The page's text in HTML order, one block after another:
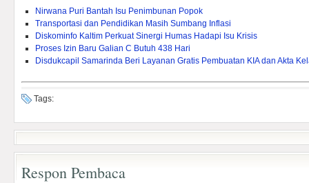
Nirwana Puri Bantah Isu Penimbunan Popok
Transportasi dan Pendidikan Masih Sumbang Inflasi
Diskominfo Kaltim Perkuat Sinergi Humas Hadapi Isu Krisis
Proses Izin Baru Galian C Butuh 438 Hari
Disdukcapil Samarinda Beri Layanan Gratis Pembuatan KIA dan Akta
Tags:
Respon Pembaca